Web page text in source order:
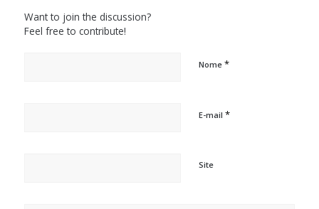
Want to join the discussion?
Feel free to contribute!
Nome *
E-mail *
Site